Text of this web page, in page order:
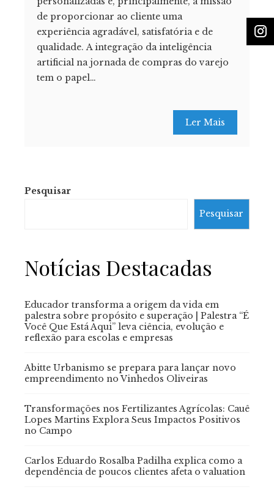
de proporcionar ao cliente uma
experiência agradável, satisfatória e de
qualidade. A integração da inteligência
artificial na jornada de compras do varejo
tem o papel…
Ler Mais
Pesquisar
Pesquisar
Notícias Destacadas
Educador transforma a origem da vida em
palestra sobre propósito e superação | Palestra “É
Você Que Está Aqui” leva ciência, evolução e
reflexão para escolas e empresas
Abitte Urbanismo se prepara para lançar novo
empreendimento no Vinhedos Oliveiras
Transformações nos Fertilizantes Agrícolas: Cauê
Lopes Martins Explora Seus Impactos Positivos
no Campo
Carlos Eduardo Rosalba Padilha explica como a
dependência de poucos clientes afeta o valuation